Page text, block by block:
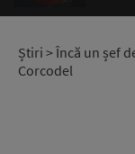
Știri > Încă un șef
Corcodel
RADIO